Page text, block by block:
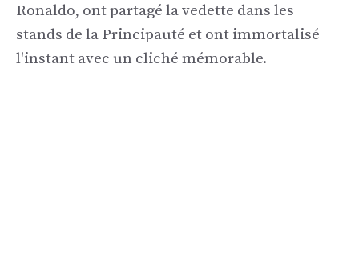
Ronaldo, ont partagé la vedette dans les
stands de la Principauté et ont immortalisé
l'instant avec un cliché mémorable.